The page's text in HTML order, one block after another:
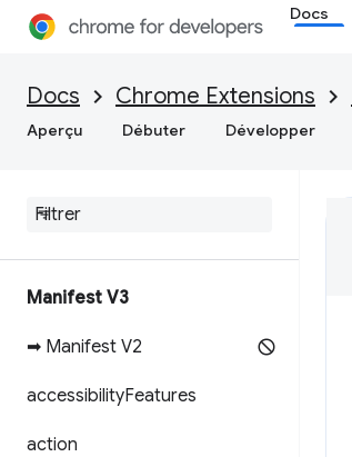
Docs
Docs Chrome Extensions
Aperçu Débuter Développer
Manifest V3
➡ Manifest V2
accessibilityFeatures
action